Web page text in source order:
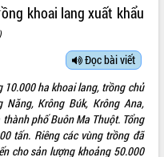
khoai lang xuất khẩu
Đọc bài viết
ha khoai lang, trồng chủ
Năng, Krông Búk, Krông Ana,
phố Buôn Ma Thuột. Tổng
tấn. Riêng các vùng trồng đã
cho sản lượng khoảng 50.000